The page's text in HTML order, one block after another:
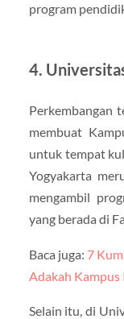
program
4.
Perkembangan
membuat
untuk tempat
Yogyakarta
mengambil
yang berada di
Baca juga: 7
Adakah Kampus
Selain itu, di